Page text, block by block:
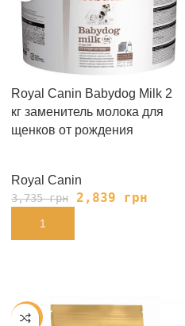
Royal Canin Babydog Milk 2
кг заменитель молока для
щенков от рождения
Royal Canin
3,735грн 2,839 грн
В КОРЗИНУ
-25%